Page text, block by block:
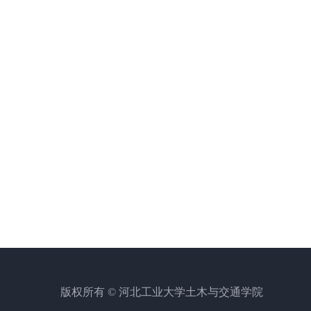
版权所有 © 河北工业大学土木与交通学院